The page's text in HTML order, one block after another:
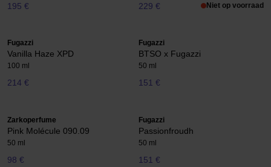
195 € 229 € Niet op voorraad
Fugazzi
Vanilla Haze XPD
100 ml
214 €
Fugazzi
BTSO x Fugazzi
50 ml
151 €
Zarkoperfume
Pink Molécule 090.09
50 ml
98 €
Fugazzi
Passionfroudh
50 ml
151 €